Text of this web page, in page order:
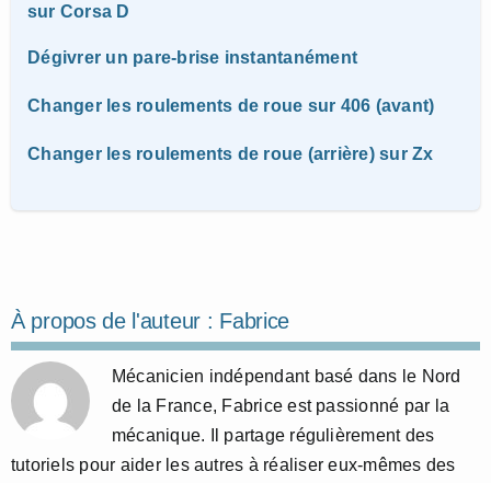
sur Corsa D
Dégivrer un pare-brise instantanément
Changer les roulements de roue sur 406 (avant)
Changer les roulements de roue (arrière) sur Zx
À propos de l'auteur : Fabrice
Mécanicien indépendant basé dans le Nord
de la France, Fabrice est passionné par la
mécanique. Il partage régulièrement des
tutoriels pour aider les autres à réaliser eux-mêmes des